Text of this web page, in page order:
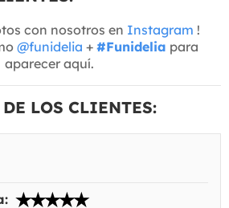
con nosotros en Instagram !
@funidelia + #Funidelia para
aparecer aquí.
LOS CLIENTES: